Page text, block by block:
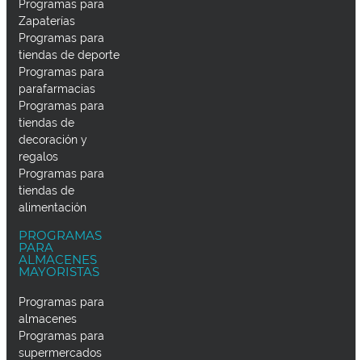
Programas para
Zapaterías
Programas para
tiendas de deporte
Programas para
parafarmacias
Programas para
tiendas de
decoración y
regalos
Programas para
tiendas de
alimentación
PROGRAMAS
PARA
ALMACENES
MAYORISTAS
Programas para
almacenes
Programas para
supermercados